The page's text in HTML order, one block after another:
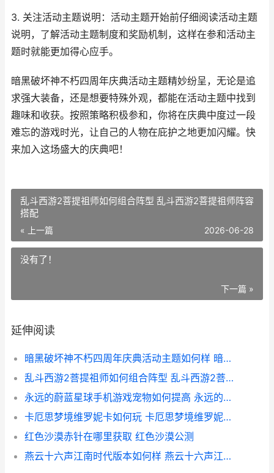
3. 关注活动主题说明：活动主题开始前仔细阅读活动主题
说明，了解活动主题制度和奖励机制，这样在参和活动主
题时就能更加得心应手。
暗黑破坏神不朽四周年庆典活动主题精妙纷呈，无论是追
求强大装备，还是想要特殊外观，都能在活动主题中找到
趣味和收获。按照策略积极参和，你将在庆典中度过一段
难忘的游戏时光，让自己的人物在庇护之地更加闪耀。快
来加入这场盛大的庆典吧！
乱斗西游2菩提祖师如何组合阵型 乱斗西游2菩提祖师阵容
搭配
« 上一篇 2026-06-28
没有了！
下一篇 »
延伸阅读
暗黑破坏神不朽四周年庆典活动主题如何样 暗黑破坏神不朽术士攻略
乱斗西游2菩提祖师如何组合阵型 乱斗西游2菩提祖师阵容搭配
永远的蔚蓝星球手机游戏宠物如何提高 永远的蔚蓝星球攻略
卡厄思梦境维罗妮卡如何玩 卡厄思梦境维罗妮卡专武
红色沙漠赤针在哪里获取 红色沙漠公测
燕云十六声江南时代版本如何样 燕云十六声江南镇守